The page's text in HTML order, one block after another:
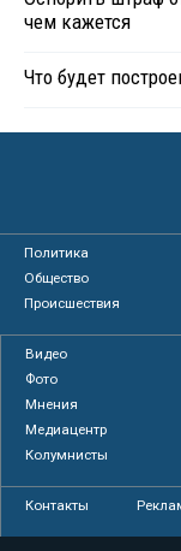
чем кажется
Что будет
Политика
Общество
Происшествия
Видео
Фото
Мнения
Медиацентр
Колумнисты
Контакты